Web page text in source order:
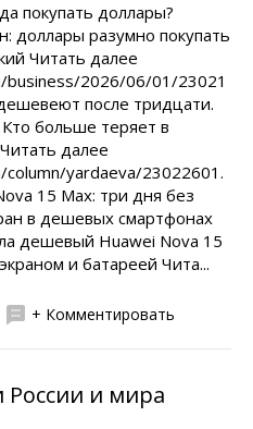
покупать доллары?
доллары разумно покупать
Читать далее
2026/06/01/23021
после тридцати.
больше теряет в
далее
yardaeva/23022601.
15 Max: три дня без
в дешевых смартфонах
дешевый Huawei Nova 15
и батареей Чита...
+ Комментировать
России и мира